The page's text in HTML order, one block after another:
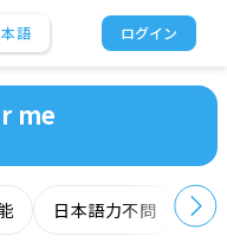
語 ログイン
me
日本語力不問 オ